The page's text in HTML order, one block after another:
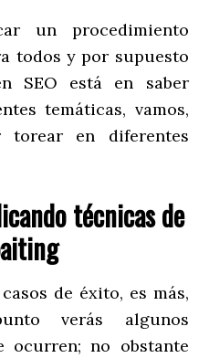
un procedimiento
todos y por supuesto
SEO está en saber
temáticas, vamos,
torear en diferentes
técnicas de
de éxito, es más,
verás algunos
ocurren; no obstante